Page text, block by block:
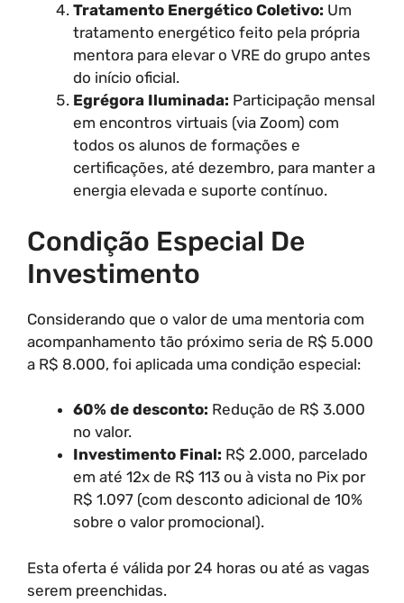
Tratamento Energético Coletivo: Um
tratamento energético feito pela própria
mentora para elevar o VRE do grupo antes
do início oficial.
Egrégora Iluminada: Participação mensal
em encontros virtuais (via Zoom) com
todos os alunos de formações e
certificações, até dezembro, para manter a
energia elevada e suporte contínuo.
Condição Especial De
Investimento
Considerando que o valor de uma mentoria com
acompanhamento tão próximo seria de R$ 5.000
a R$ 8.000, foi aplicada uma condição especial:
60% de desconto: Redução de R$ 3.000
no valor.
Investimento Final: R$ 2.000, parcelado
em até 12x de R$ 113 ou à vista no Pix por
R$ 1.097 (com desconto adicional de 10%
sobre o valor promocional).
Esta oferta é válida por 24 horas ou até as vagas
serem preenchidas.